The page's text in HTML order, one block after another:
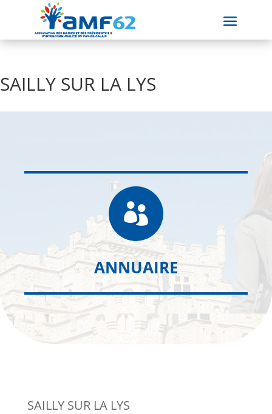
SAILLY SUR LA LYS

ANNUAIRE
SAILLY SUR LA LYS